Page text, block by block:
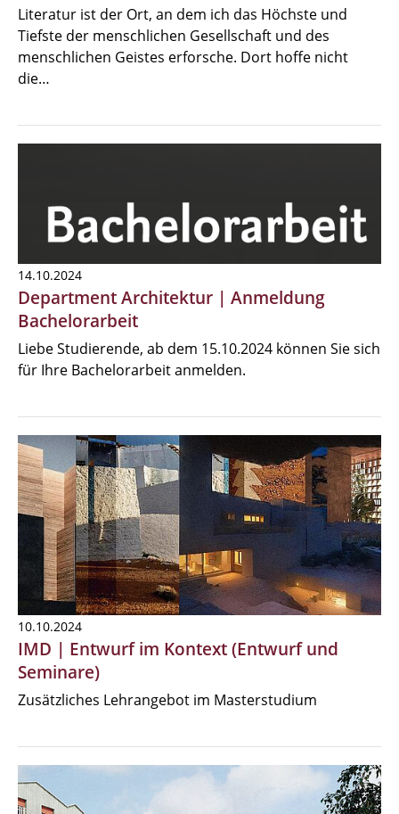
Literatur ist der Ort, an dem ich das Höchste und
Tiefste der menschlichen Gesellschaft und des
menschlichen Geistes erforsche. Dort hoffe nicht
die…
14.10.2024
Department Architektur | Anmeldung
Bachelorarbeit
Liebe Studierende, ab dem 15.10.2024 können Sie sich
für Ihre Bachelorarbeit anmelden.
10.10.2024
IMD | Entwurf im Kontext (Entwurf und
Seminare)
Zusätzliches Lehrangebot im Masterstudium